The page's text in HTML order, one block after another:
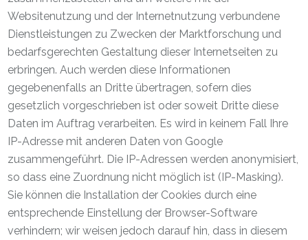
Websitenutzung und der Internetnutzung verbundene
Dienstleistungen zu Zwecken der Marktforschung und
bedarfsgerechten Gestaltung dieser Internetseiten zu
erbringen. Auch werden diese Informationen
gegebenenfalls an Dritte übertragen, sofern dies
gesetzlich vorgeschrieben ist oder soweit Dritte diese
Daten im Auftrag verarbeiten. Es wird in keinem Fall Ihre
IP-Adresse mit anderen Daten von Google
zusammengeführt. Die IP-Adressen werden anonymisiert,
so dass eine Zuordnung nicht möglich ist (IP-Masking).
Sie können die Installation der Cookies durch eine
entsprechende Einstellung der Browser-Software
verhindern; wir weisen jedoch darauf hin, dass in diesem